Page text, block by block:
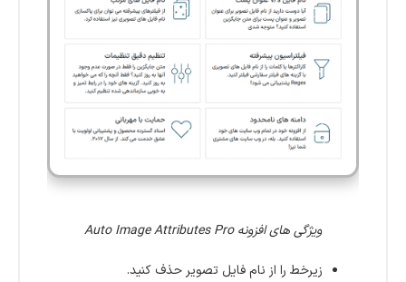
ویژگی های افزونه Auto Image Attributes Pro
زیرخط را از نام فایل تصویر حذف کنید.